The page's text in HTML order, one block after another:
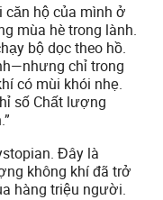
hộ của mình ở
mùa hè trong lành.
bộ dọc theo hồ.
chỉ trong
có mùi khói nhẹ.
số Chất lượng
Đây là
không khí đã trở
hàng triệu người.